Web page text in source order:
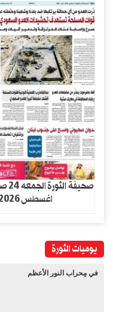
اغسطس 2026
يوميات الثورة
في مِحراب النور الأعظم